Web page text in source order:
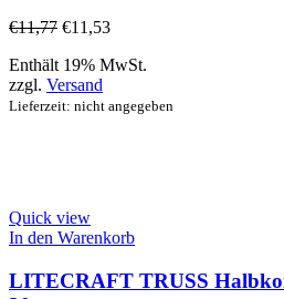
€11,77 €11,53
Enthält 19% MwSt.
zzgl. Versand
Lieferzeit: nicht angegeben
Quick view
In den Warenkorb
LITECRAFT TRUSS